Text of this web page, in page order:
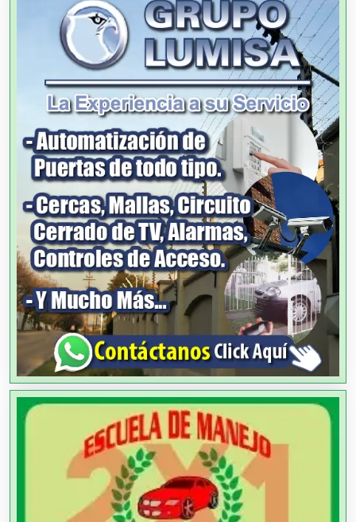
Alta Costura
Aluminio
Ambulancias
Análisis Clínicos
Análisis de Aguas
Animadores de Eventos
Aparatos y Equipos Eléctricos
Arquitectos
Artes Gráficas
Artesanías